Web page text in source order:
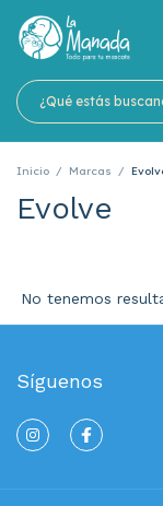
Inicio / Marcas /
Evolve
No tenemos
Síguenos